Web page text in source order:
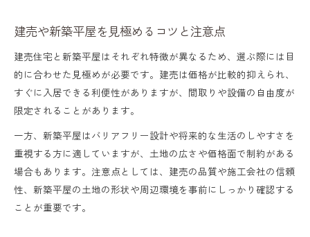
一宮市新築相場を中古・建売と比較する方
法
デザイナーズ新築や平屋の価格傾向とは
新築購入時に活用できる補助金や支援策
新築マンションと一戸建ての価格差を解説
理想の新築購入を叶えるための具体的な比較法
一宮市新築戸建ての比較で注目すべき点
平屋やデザイナーズ新築の比較ポイント
建売や新築平屋を見極めるコツと注意点
建売住宅と新築平屋はそれぞれ特徴が異なるため、選ぶ際には目
的に合わせた見極めが必要です。建売は価格が比較的抑えられ、
すぐに入居できる利便性がありますが、間取りや設備の自由度が
限定されることがあります。
一方、新築平屋はバリアフリー設計や将来的な生活のしやすさを
重視する方に適していますが、土地の広さや価格面で制約がある
場合もあります。注意点としては、建売の品質や施工会社の信頼
性、新築平屋の土地の形状や周辺環境を事前にしっかり確認する
ことが重要です。